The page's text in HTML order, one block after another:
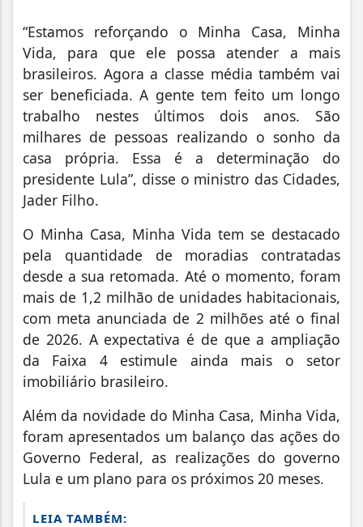
“Estamos reforçando o Minha Casa, Minha
Vida, para que ele possa atender a mais
brasileiros. Agora a classe média também vai
ser beneficiada. A gente tem feito um longo
trabalho nestes últimos dois anos. São
milhares de pessoas realizando o sonho da
casa própria. Essa é a determinação do
presidente Lula”, disse o ministro das Cidades,
Jader Filho.
O Minha Casa, Minha Vida tem se destacado
pela quantidade de moradias contratadas
desde a sua retomada. Até o momento, foram
mais de 1,2 milhão de unidades habitacionais,
com meta anunciada de 2 milhões até o final
de 2026. A expectativa é de que a ampliação
da Faixa 4 estimule ainda mais o setor
imobiliário brasileiro.
Além da novidade do Minha Casa, Minha Vida,
foram apresentados um balanço das ações do
Governo Federal, as realizações do governo
Lula e um plano para os próximos 20 meses.
LEIA TAMBÉM: